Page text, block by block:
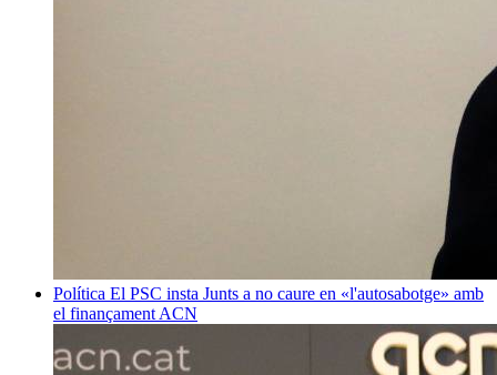
Política El PSC insta Junts a no caure en «l'autosabotge» amb
el finançament ACN